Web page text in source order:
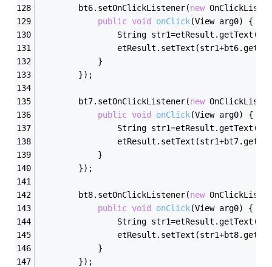
        bt6.setOnClickListener(
new
public void onClick(View arg0)
{
String
			}
		});
        bt7.setOnClickListener(
new
public void onClick(View arg0)
{
String
			}
		});
        bt8.setOnClickListener(
new
public void onClick(View arg0)
{
String
			}
		});